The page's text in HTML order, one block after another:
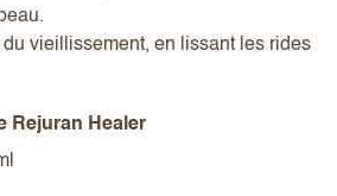
du vieillissement, en lissant les rides
Rejuran Healer